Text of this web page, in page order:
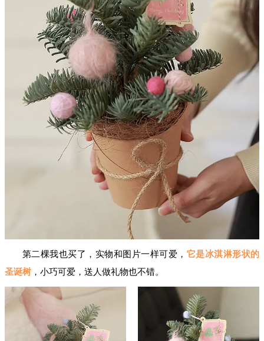
第二棵我也买了，实物和图片一样可爱， 它是冰淇淋形状的
圣诞树 ，小巧可爱，送人做礼物也不错。